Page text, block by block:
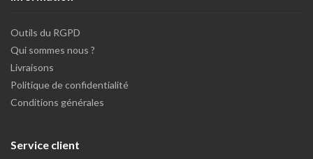
Outils du RGPD
Qui sommes nous ?
Livraisons
Politique de confidentialité
Conditions générales
Service client